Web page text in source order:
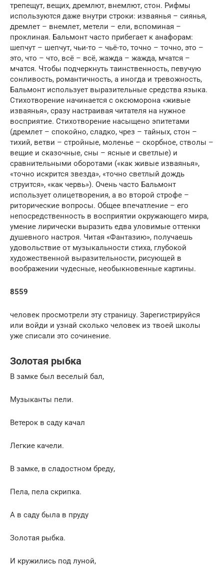
трепещут, вещих, дремлют, внемлют, стон. Рифмы
используются даже внутри строки: изваянья – сиянья,
дремлет – внемлет, метели – ели, вспоминая –
проклиная. Бальмонт часто прибегает к анафорам:
шепчут – шепчут, чьи-то – чьё-то, точно – точно, это –
это, что – что, всё – всё, жажда – жажда, мчатся –
мчатся. Чтобы подчеркнуть таинственность, певучую
сонливость, романтичность, а иногда и тревожность,
Бальмонт использует выразительные средства языка.
Стихотворение начинается с оксюморона «живые
изваянья», сразу настраивая читателя на нужное
восприятие. Стихотворение насыщено эпитетами
(дремлет – спокойно, сладко, чрез – тайных, стон –
тихий, ветви – стройные, моленье – скорбное, стволы –
вещие и сказочные, сны – ясные и светлые) и
сравнительными оборотами («как живые изваянья»,
«точно искрится звезда», «точно светлый дождь
струится», «как червь»). Очень часто Бальмонт
использует олицетворения, а во второй строфе –
риторические вопросы. Общее впечатление – его
непосредственность в восприятии окружающего мира,
умение лирически выразить едва уловимые оттенки
душевного настроя. Читая «Фантазию», получаешь
удовольствие от музыкальности стиха, глубокой
художественной выразительности, рисующей в
воображении чудесные, необыкновенные картины.
8559
человек просмотрели эту страницу. Зарегистрируйся
или войди и узнай сколько человек из твоей школы
уже списали это сочинение.
Золотая рыбка
В замке был веселый бал,
Музыканты пели.
Ветерок в саду качал
Легкие качели.
В замке, в сладостном бреду,
Пела, пела скрипка.
А в саду была в пруду
Золотая рыбка.
И кружились под луной,